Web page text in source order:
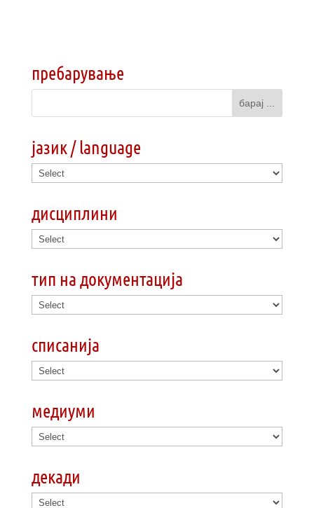
пребарување
јазик / language
дисциплини
тип на документација
списанија
медиуми
декади